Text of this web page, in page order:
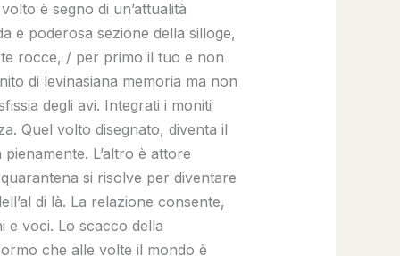
è segno di un’attualità
e poderosa sezione della silloge,
rocce, / per primo il tuo e non
di levinasiana memoria ma non
degli avi. Integrati i moniti
Quel volto disegnato, diventa il
L’altro è attore
si risolve per diventare
di là. La relazione consente,
e voci. Lo scacco della
che alle volte il mondo è